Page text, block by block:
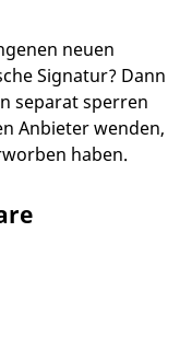
neuen
Signatur? Dann
separat sperren
Anbieter wenden,
haben.